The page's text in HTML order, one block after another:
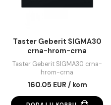
Taster Geberit
crna-hrom-crna